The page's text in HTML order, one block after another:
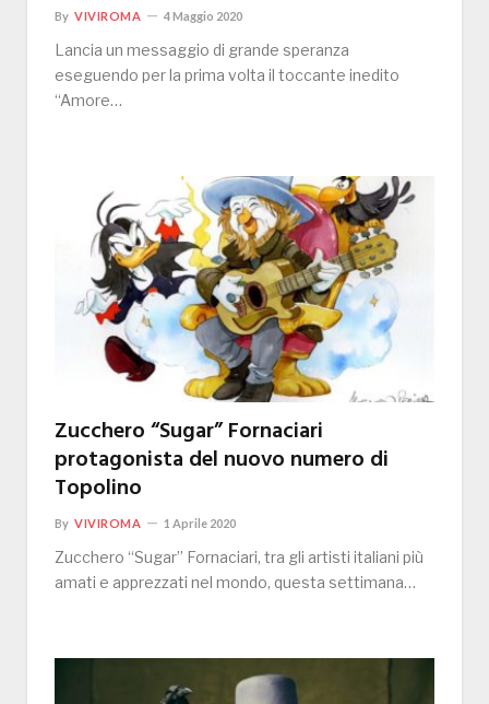
By VIVIROMA 4 Maggio 2020
Lancia un messaggio di grande speranza
eseguendo per la prima volta il toccante inedito
“Amore…
Zucchero “Sugar” Fornaciari
protagonista del nuovo numero di
Topolino
By VIVIROMA 1 Aprile 2020
Zucchero “Sugar” Fornaciari, tra gli artisti italiani più
amati e apprezzati nel mondo, questa settimana…